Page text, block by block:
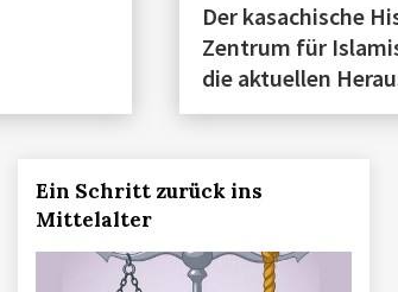
Der kasachische
Zentrum für
die aktuellen
Ein Schritt zurück ins
Mittelalter